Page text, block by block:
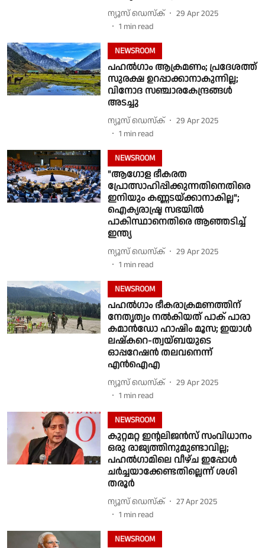
ന്യൂസ് ഡെസ്ക്
29 Apr 2025
1 min read
NEWSROOM
പഹൽഗാം ആക്രമണം; പ്രദേശത്ത്
സുരക്ഷ ഉറപ്പാക്കാനാകുന്നില്ല;
വിനോദ സഞ്ചാരകേന്ദ്രങ്ങൾ
അടച്ചു
ന്യൂസ് ഡെസ്ക്
29 Apr 2025
1 min read
NEWSROOM
"ആഗോള ഭീകരത
പ്രോത്സാഹിപ്പിക്കുന്നതിനെതിരെ
ഇനിയും കണ്ണടയ്ക്കാനാകില്ല";
ഐക്യരാഷ്ട്ര സഭയില്‍
പാകിസ്ഥാനെതിരെ ആഞ്ഞടിച്ച്
ഇന്ത്യ
ന്യൂസ് ഡെസ്ക്
29 Apr 2025
1 min read
NEWSROOM
പഹൽഗാം ഭീകരാക്രമണത്തിന്
നേതൃത്വം നൽകിയത് പാക് പാരാ
കമാൻഡോ ഹാഷിം മൂസ; ഇയാൾ
ലഷ്‌കറെ-ത്വയ്ബയുടെ
ഓപ്പറേഷൻ തലവനെന്ന്
എൻഐഎ
ന്യൂസ് ഡെസ്ക്
29 Apr 2025
1 min read
NEWSROOM
കുറ്റമറ്റ ഇന്റലിജന്‍സ് സംവിധാനം
ഒരു രാജ്യത്തിനുമുണ്ടാവില്ല;
പഹല്‍ഗാമിലെ വീഴ്ച ഇപ്പോള്‍
ചര്‍ച്ചയാക്കേണ്ടതില്ലെന്ന് ശശി
തരൂര്‍
ന്യൂസ് ഡെസ്ക്
27 Apr 2025
1 min read
NEWSROOM